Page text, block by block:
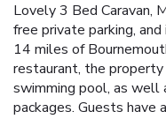
Lovely 3 Bed Caravan,
free private parking,
14 miles of
restaurant, the
swimming pool, as well
packages. Guests have